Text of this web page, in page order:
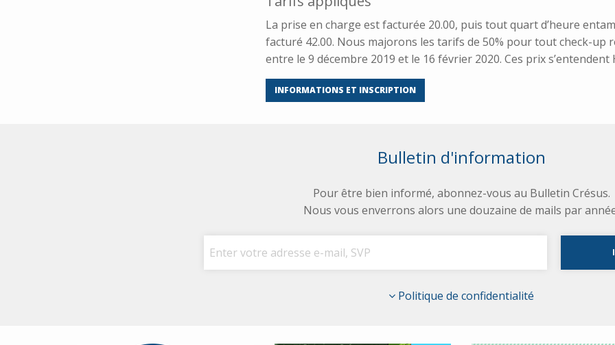
La prise en charge est facturée 20.00, puis tout quart d’heure
facturé 42.00. Nous majorons les tarifs de 50% pour tout check-up
entre le 9 décembre 2019 et le 16 février 2020. Ces prix s’entendent
INFORMATIONS ET INSCRIPTION
Bulletin d'information
Pour être bien informé, abonnez-vous au Bulletin Crésus.
Nous vous enverrons alors une douzaine de mails par
Politique de confidentialité